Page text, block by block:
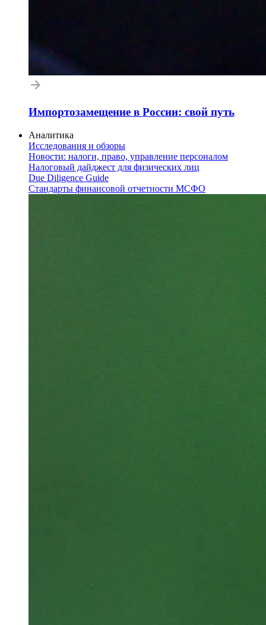
Импортозамещение в России: свой путь
Аналитика
Исследования и обзоры
Новости: налоги, право, управление персоналом
Налоговый дайджест для физических лиц
Due Diligence Guide
Стандарты финансовой отчетности МСФО